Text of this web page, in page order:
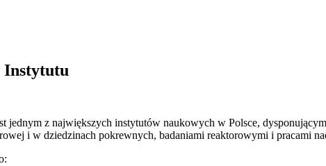
Instytutu
jednym z największych instytutów naukowych w Polsce,
i w dziedzinach pokrewnych, badaniami reaktorowymi i pracami